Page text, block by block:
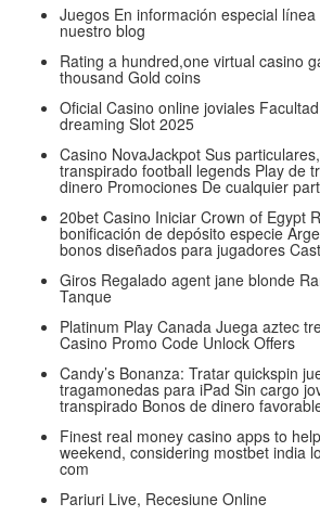
Juegos En información especial
nuestro blog
Rating a hundred,one virtual casino
thousand Gold coins
Oficial Casino online joviales
dreaming Slot 2025
Casino NovaJackpot Sus
transpirado football legends Play de
dinero Promociones De cualquier
20bet Casino Iniciar Crown of Egypt
bonificación de depósito especie
bonos diseñados para jugadores
Giros Regalado agent jane blonde
Tanque
Platinum Play Canada Juega aztec
Casino Promo Code Unlock Offers
Candy’s Bonanza: Tratar quickspin
tragamonedas para iPad Sin cargo
transpirado Bonos de dinero
Finest real money casino apps to
weekend, considering mostbet india
com
Pariuri Live, Recesiune Online